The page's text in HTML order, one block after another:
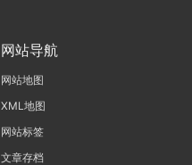
网站导航
网站地图
XML地图
网站标签
文章存档